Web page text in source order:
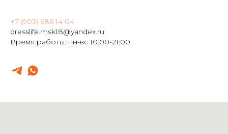
+7 (903) 686 14 04
dresslife.msk18@yandex.ru
Время работы: пн-вс 10:00-21:00